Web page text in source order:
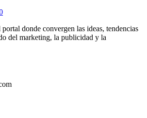
donde convergen las ideas, tendencias
del marketing, la publicidad y la